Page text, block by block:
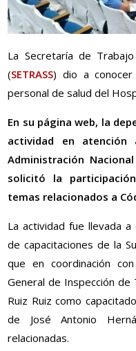
La Secretaría de
(SETRASS) dio a conocer
personal de salud del
En su página web, la
actividad en
Administración
solicitó la
temas relacionados a
La actividad fue llevada
de capacitaciones de la
que en coordinación
General de Inspección
Ruiz Ruiz como
de José Antonio
relacionadas.